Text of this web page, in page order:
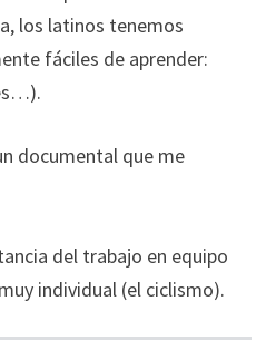
los latinos tenemos
fáciles de aprender:
documental que me
del trabajo en equipo
individual (el ciclismo).